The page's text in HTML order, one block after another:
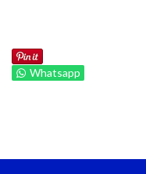
Whatsapp